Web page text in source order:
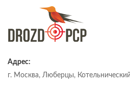
Адрес:
г. Москва, Люберцы,